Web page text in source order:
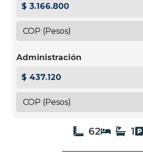
$ 3.166.800
Administración
$ 437.120
62 1